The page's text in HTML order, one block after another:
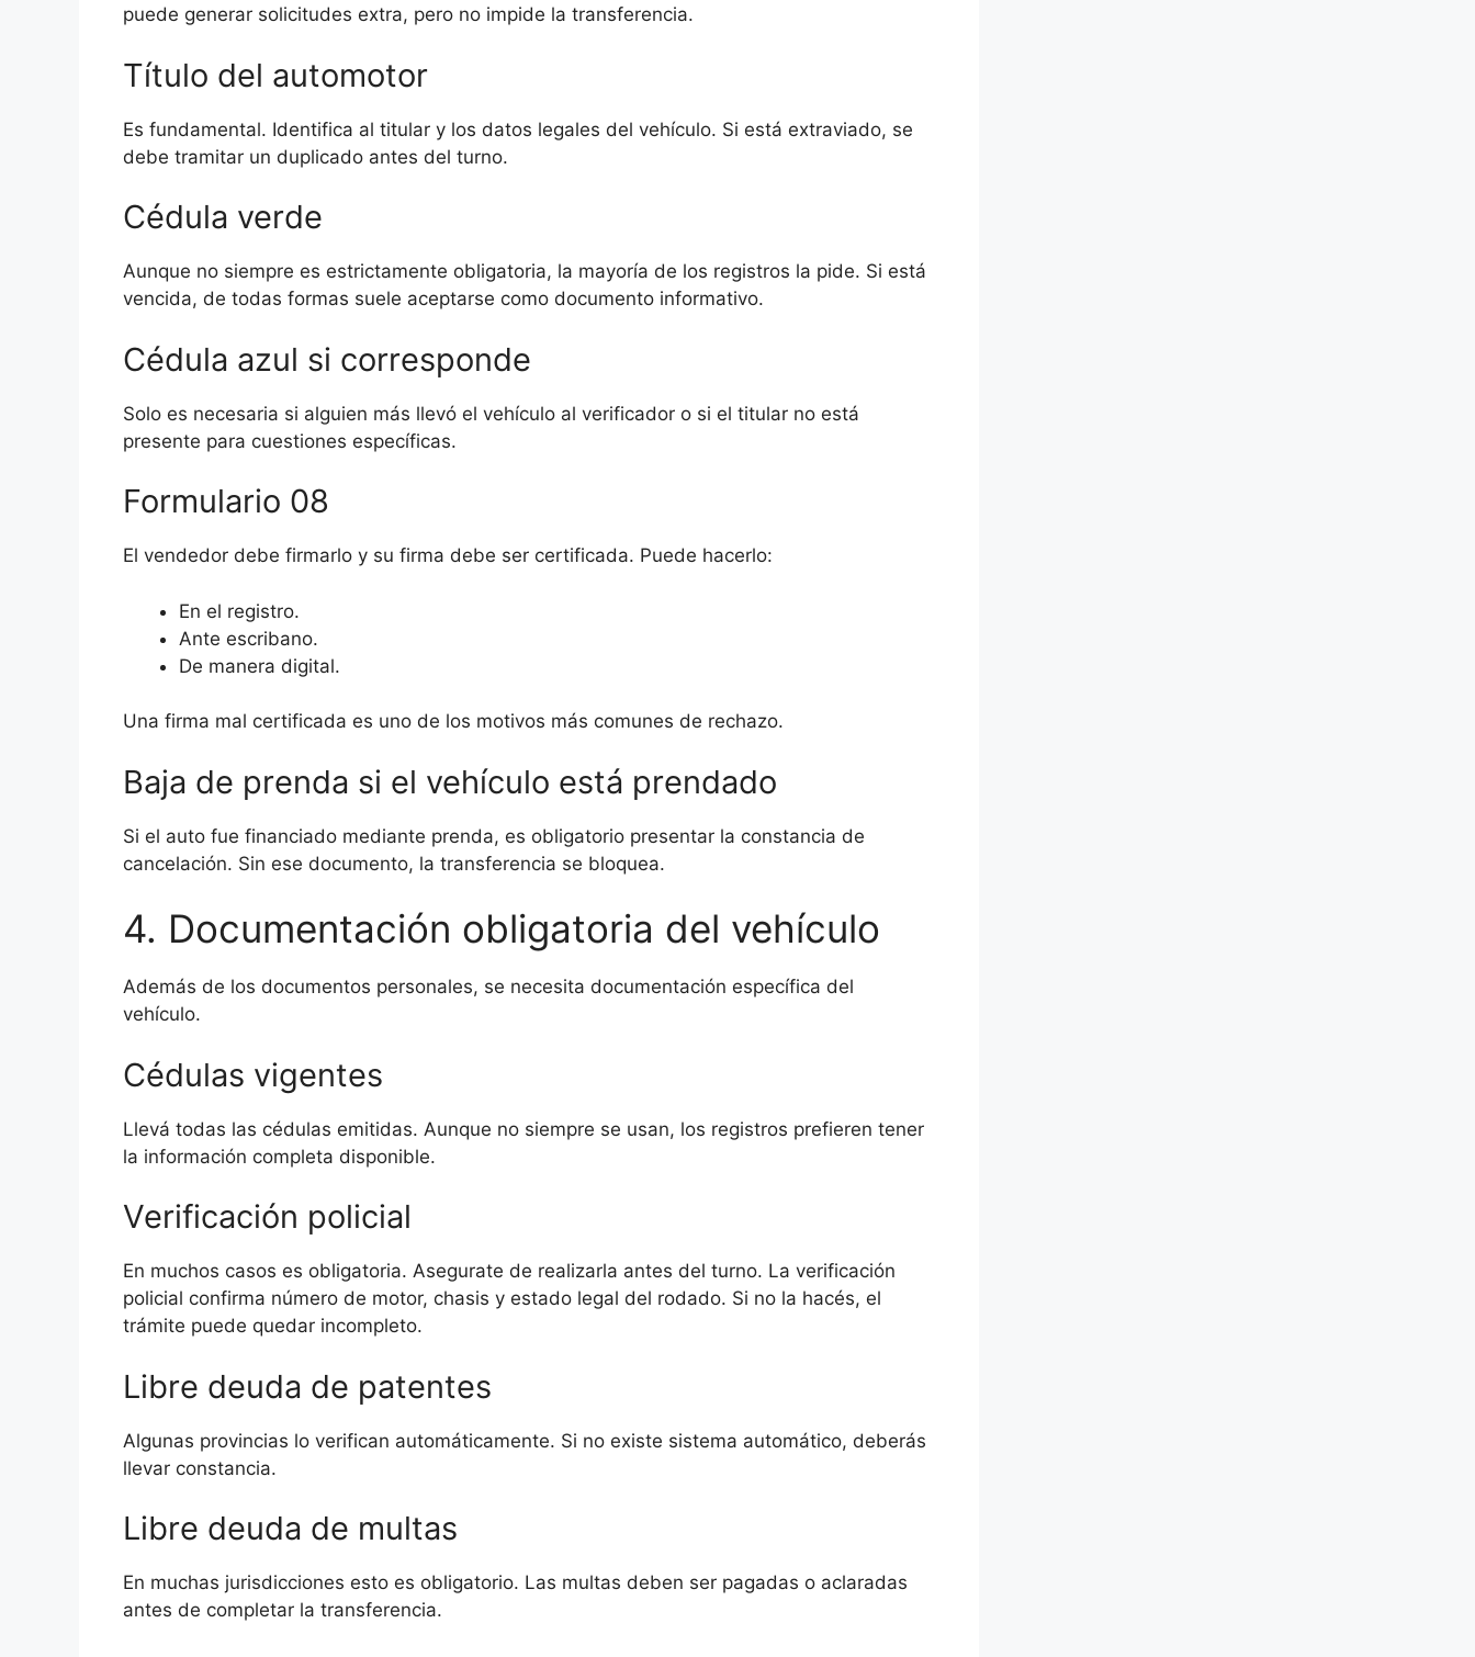
puede generar solicitudes extra, pero no impide la transferencia.
Título del automotor
Es fundamental. Identifica al titular y los datos legales del vehículo. Si está extraviado, se
debe tramitar un duplicado antes del turno.
Cédula verde
Aunque no siempre es estrictamente obligatoria, la mayoría de los registros la pide. Si está
vencida, de todas formas suele aceptarse como documento informativo.
Cédula azul si corresponde
Solo es necesaria si alguien más llevó el vehículo al verificador o si el titular no está
presente para cuestiones específicas.
Formulario 08
El vendedor debe firmarlo y su firma debe ser certificada. Puede hacerlo:
En el registro.
Ante escribano.
De manera digital.
Una firma mal certificada es uno de los motivos más comunes de rechazo.
Baja de prenda si el vehículo está prendado
Si el auto fue financiado mediante prenda, es obligatorio presentar la constancia de
cancelación. Sin ese documento, la transferencia se bloquea.
4. Documentación obligatoria del vehículo
Además de los documentos personales, se necesita documentación específica del
vehículo.
Cédulas vigentes
Llevá todas las cédulas emitidas. Aunque no siempre se usan, los registros prefieren tener
la información completa disponible.
Verificación policial
En muchos casos es obligatoria. Asegurate de realizarla antes del turno. La verificación
policial confirma número de motor, chasis y estado legal del rodado. Si no la hacés, el
trámite puede quedar incompleto.
Libre deuda de patentes
Algunas provincias lo verifican automáticamente. Si no existe sistema automático, deberás
llevar constancia.
Libre deuda de multas
En muchas jurisdicciones esto es obligatorio. Las multas deben ser pagadas o aclaradas
antes de completar la transferencia.